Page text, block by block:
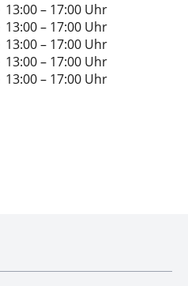
13:00 – 17:00 Uhr
13:00 – 17:00 Uhr
13:00 – 17:00 Uhr
13:00 – 17:00 Uhr
13:00 – 17:00 Uhr